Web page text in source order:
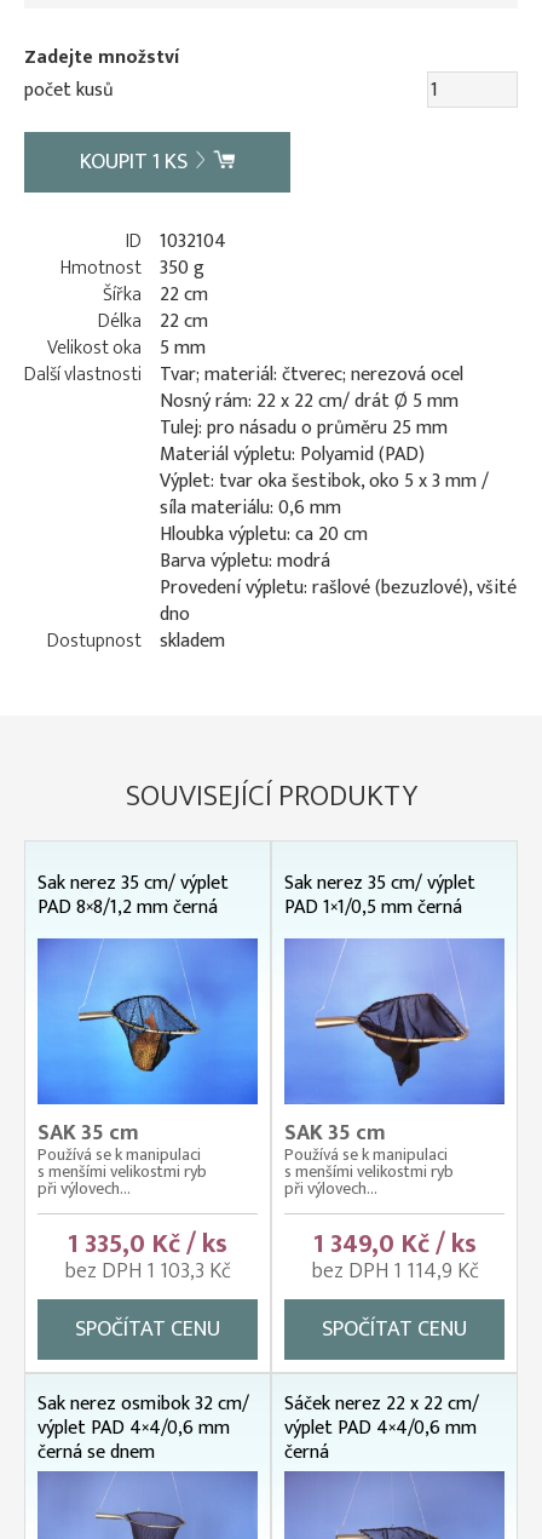
Zadejte množství
počet kusů
KOUPIT1 KS
ID 1032104
Hmotnost 350 g
Šířka
22 cm
Délka
22 cm
Velikost oka
5 mm
Další vlastnosti
Tvar; materiál: čtverec; nerezová ocel
Nosný rám: 22 x 22 cm/ drát Ø 5 mm
Tulej: pro násadu o průměru 25 mm
Materiál výpletu: Polyamid (PAD)
Výplet: tvar oka šestibok, oko 5 x 3 mm /
síla materiálu: 0,6 mm
Hloubka výpletu: ca 20 cm
Barva výpletu: modrá
Provedení výpletu: rašlové (bezuzlové), všité
dno
Dostupnost skladem
SOUVISEJÍCÍ PRODUKTY
Sak nerez 35 cm/ výplet
PAD 8×8/1,2 mm černá
SAK 35 cm
Používá se k manipulaci
s menšími velikostmi ryb
při výlovech...
1 335,0 Kč / ks
bez DPH 1 103,3 Kč
SPOČÍTAT CENU
Sak nerez 35 cm/ výplet
PAD 1×1/0,5 mm černá
SAK 35 cm
Používá se k manipulaci
s menšími velikostmi ryb
při výlovech...
1 349,0 Kč / ks
bez DPH 1 114,9 Kč
SPOČÍTAT CENU
Sak nerez osmibok 32 cm/
výplet PAD 4×4/0,6 mm
černá se dnem
Sáček nerez 22 x 22 cm/
výplet PAD 4×4/0,6 mm
černá